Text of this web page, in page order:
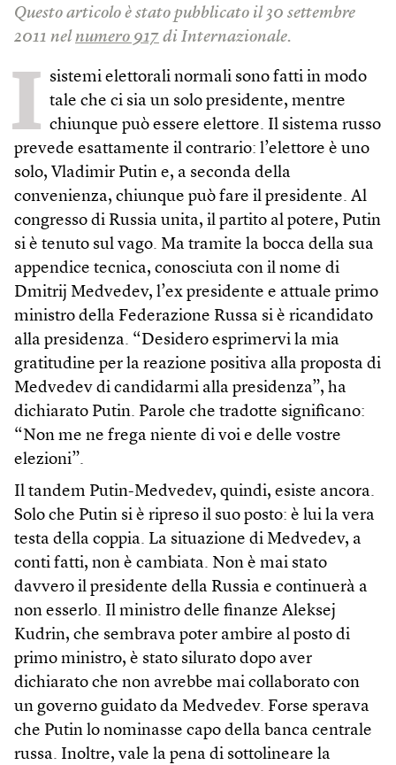
Questo articolo è stato pubblicato il 30 settembre
2011 nel numero 917 di Internazionale.
I sistemi elettorali normali sono fatti in modo
tale che ci sia un solo presidente, mentre
chiunque può essere elettore. Il sistema russo
prevede esattamente il contrario: l’elettore è uno
solo, Vladimir Putin e, a seconda della
convenienza, chiunque può fare il presidente. Al
congresso di Russia unita, il partito al potere, Putin
si è tenuto sul vago. Ma tramite la bocca della sua
appendice tecnica, conosciuta con il nome di
Dmitrij Medvedev, l’ex presidente e attuale primo
ministro della Federazione Russa si è ricandidato
alla presidenza. “Desidero esprimervi la mia
gratitudine per la reazione positiva alla proposta di
Medvedev di candidarmi alla presidenza”, ha
dichiarato Putin. Parole che tradotte significano:
“Non me ne frega niente di voi e delle vostre
elezioni”.
Il tandem Putin-Medvedev, quindi, esiste ancora.
Solo che Putin si è ripreso il suo posto: è lui la vera
testa della coppia. La situazione di Medvedev, a
conti fatti, non è cambiata. Non è mai stato
davvero il presidente della Russia e continuerà a
non esserlo. Il ministro delle finanze Aleksej
Kudrin, che sembrava poter ambire al posto di
primo ministro, è stato silurato dopo aver
dichiarato che non avrebbe mai collaborato con
un governo guidato da Medvedev. Forse sperava
che Putin lo nominasse capo della banca centrale
russa. Inoltre, vale la pena di sottolineare la